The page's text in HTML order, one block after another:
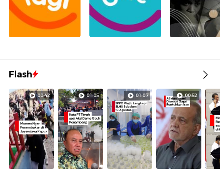
Flash
00:42 01:05 01:07 00:52